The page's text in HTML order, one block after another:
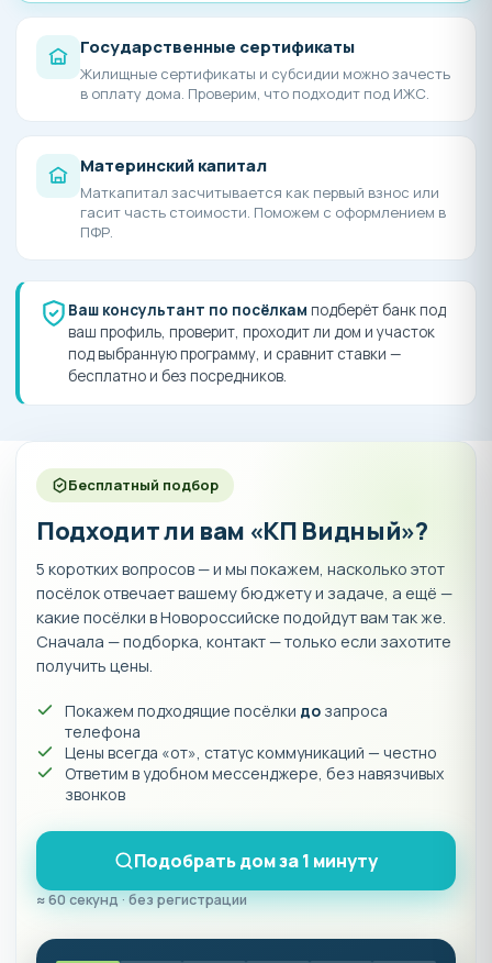
Государственные сертификаты
Жилищные сертификаты и субсидии можно зачесть
в оплату дома. Проверим, что подходит под ИЖС.
Материнский капитал
Маткапитал засчитывается как первый взнос или
гасит часть стоимости. Поможем с оформлением в
ПФР.
Ваш консультант по посёлкам подберёт банк под
ваш профиль, проверит, проходит ли дом и участок
под выбранную программу, и сравнит ставки —
бесплатно и без посредников.
Бесплатный подбор
Подходит ли вам «КП Видный»?
5 коротких вопросов — и мы покажем, насколько этот
посёлок отвечает вашему бюджету и задаче, а ещё —
какие посёлки в Новороссийске подойдут вам так же.
Сначала — подборка, контакт — только если захотите
получить цены.
Покажем подходящие посёлки до запроса
телефона
Цены всегда «от», статус коммуникаций — честно
Ответим в удобном мессенджере, без навязчивых
звонков
Подобрать дом за 1 минуту
≈ 60 секунд · без регистрации